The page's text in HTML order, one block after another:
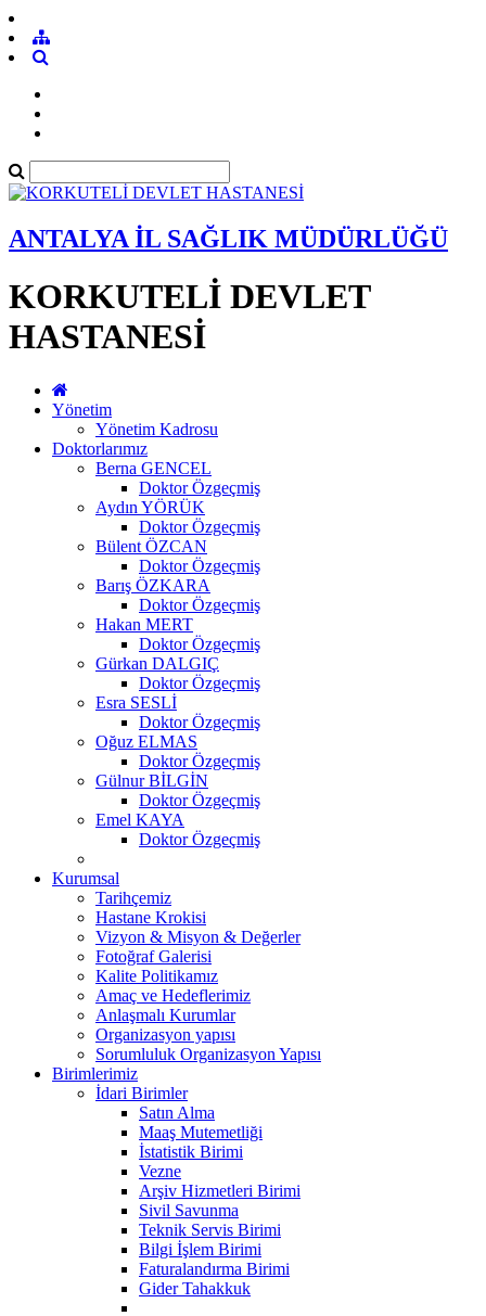
ANTALYA İL SAĞLIK MÜDÜRLÜĞÜ
KORKUTELİ DEVLET
HASTANESİ
Yönetim
Yönetim Kadrosu
Doktorlarımız
Berna GENCEL
Doktor Özgeçmiş
Aydın YÖRÜK
Doktor Özgeçmiş
Bülent ÖZCAN
Doktor Özgeçmiş
Barış ÖZKARA
Doktor Özgeçmiş
Hakan MERT
Doktor Özgeçmiş
Gürkan DALGIÇ
Doktor Özgeçmiş
Esra SESLİ
Doktor Özgeçmiş
Oğuz ELMAS
Doktor Özgeçmiş
Gülnur BİLGİN
Doktor Özgeçmiş
Emel KAYA
Doktor Özgeçmiş
Kurumsal
Tarihçemiz
Hastane Krokisi
Vizyon & Misyon & Değerler
Fotoğraf Galerisi
Kalite Politikamız
Amaç ve Hedeflerimiz
Anlaşmalı Kurumlar
Organizasyon yapısı
Sorumluluk Organizasyon Yapısı
Birimlerimiz
İdari Birimler
Satın Alma
Maaş Mutemetliği
İstatistik Birimi
Vezne
Arşiv Hizmetleri Birimi
Sivil Savunma
Teknik Servis Birimi
Bilgi İşlem Birimi
Faturalandırma Birimi
Gider Tahakkuk